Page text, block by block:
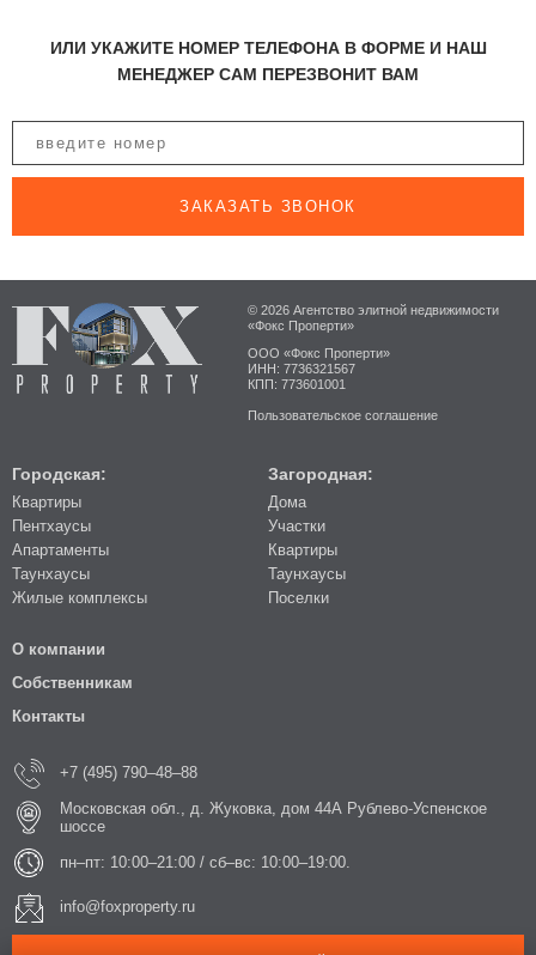
ИЛИ УКАЖИТЕ НОМЕР ТЕЛЕФОНА В ФОРМЕ И НАШ
МЕНЕДЖЕР САМ ПЕРЕЗВОНИТ ВАМ
ЗАКАЗАТЬ ЗВОНОК
© 2026 Агентство элитной недвижимости
«Фокс Проперти»
ООО «Фокс Проперти»
ИНН: 7736321567
КПП: 773601001
Пользовательское соглашение
Городская:
Квартиры
Пентхаусы
Апартаменты
Таунхаусы
Жилые комплексы
Загородная:
Дома
Участки
Квартиры
Таунхаусы
Поселки
О компании
Собственникам
Контакты
+7 (495) 790–48–88
Московская обл., д. Жуковка, дом 44А Рублево-Успенское
шоссе
пн–пт: 10:00–21:00 / сб–вс: 10:00–19:00.
info@foxproperty.ru